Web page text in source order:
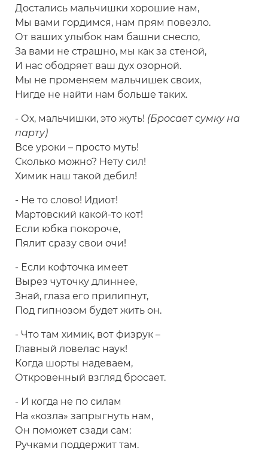
Достались мальчишки хорошие нам,
Мы вами гордимся, нам прям повезло.
От ваших улыбок нам башни снесло,
За вами не страшно, мы как за стеной,
И нас ободряет ваш дух озорной.
Мы не променяем мальчишек своих,
Нигде не найти нам больше таких.
- Ох, мальчишки, это жуть! (Бросает сумку на
парту)
Все уроки – просто муть!
Сколько можно? Нету сил!
Химик наш такой дебил!
- Не то слово! Идиот!
Мартовский какой-то кот!
Если юбка покороче,
Пялит сразу свои очи!
- Если кофточка имеет
Вырез чуточку длиннее,
Знай, глаза его прилипнут,
Под гипнозом будет жить он.
- Что там химик, вот физрук –
Главный ловелас наук!
Когда шорты надеваем,
Откровенный взгляд бросает.
- И когда не по силам
На «козла» запрыгнуть нам,
Он поможет сзади сам:
Ручками поддержит там.